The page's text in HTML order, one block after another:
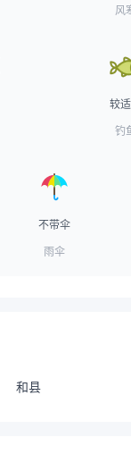
风
较
钓
不带伞
雨伞
和县